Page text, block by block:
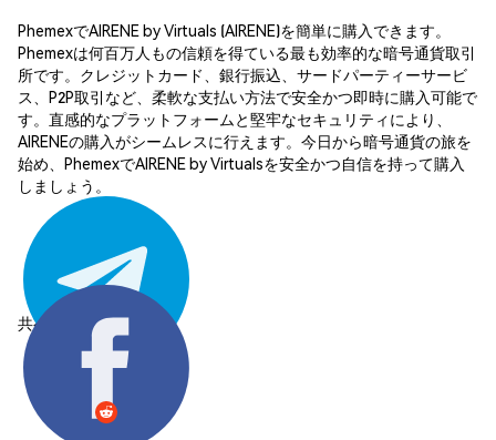
PhemexでAIRENE by Virtuals (AIRENE)を簡単に購入できます。
Phemexは何百万人もの信頼を得ている最も効率的な暗号通貨取引
所です。クレジットカード、銀行振込、サードパーティーサービ
ス、P2P取引など、柔軟な支払い方法で安全かつ即時に購入可能で
す。直感的なプラットフォームと堅牢なセキュリティにより、
AIRENEの購入がシームレスに行えます。今日から暗号通貨の旅を
始め、PhemexでAIRENE by Virtualsを安全かつ自信を持って購入
しましょう。
共有する: